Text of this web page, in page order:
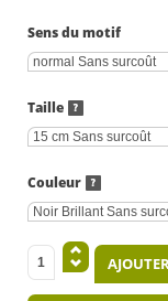
Sens du motif
Taille
Couleur